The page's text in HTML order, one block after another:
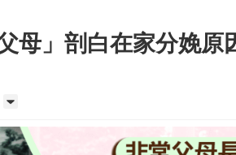
母」剖白在家分娩原